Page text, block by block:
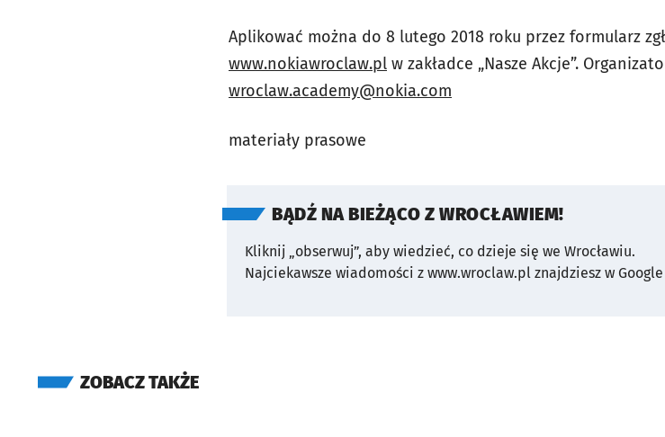
Aplikować można do 8 lutego 2018 roku przez formularz
www.nokiawroclaw.pl w zakładce „Nasze Akcje”.
wroclaw.academy@nokia.com
materiały prasowe
BĄDŹ NA BIEŻĄCO Z WROCŁAWIEM!
Kliknij „obserwuj”, aby wiedzieć, co dzieje się we Wrocławiu.
Najciekawsze wiadomości z www.wroclaw.pl znajdziesz w Google
ZOBACZ TAKŻE